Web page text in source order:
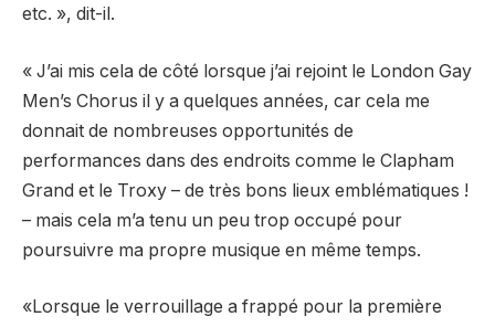
etc. », dit-il.
« J’ai mis cela de côté lorsque j’ai rejoint le London Gay
Men’s Chorus il y a quelques années, car cela me
donnait de nombreuses opportunités de
performances dans des endroits comme le Clapham
Grand et le Troxy – de très bons lieux emblématiques !
– mais cela m’a tenu un peu trop occupé pour
poursuivre ma propre musique en même temps.
«Lorsque le verrouillage a frappé pour la première